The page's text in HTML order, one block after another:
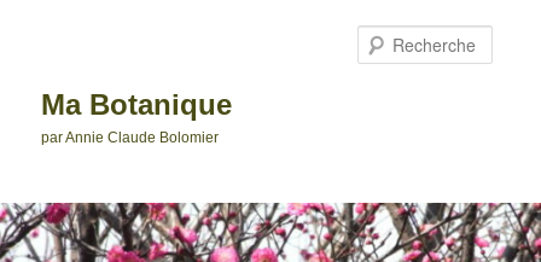
Ma Botanique
par Annie Claude Bolomier